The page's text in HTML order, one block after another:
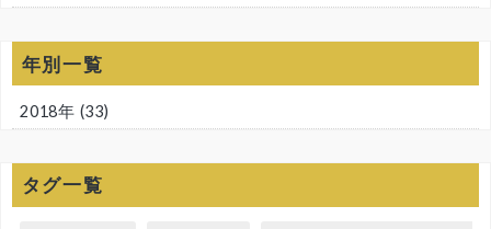
年別一覧
2018年 (33)
タグ一覧